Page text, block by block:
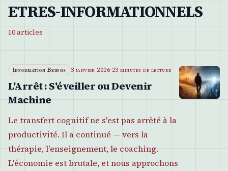
ETRES-INFORMATIONNELS
10articles
Information Beings 3 janvier 2026·23 minutes de lecture
L'Arrêt : S'éveiller ou Devenir
Machine
Le transfert cognitif ne s'est pas arrêté à la
productivité. Il a continué — vers la
thérapie, l'enseignement, le coaching.
L'économie est brutale, et nous approchons